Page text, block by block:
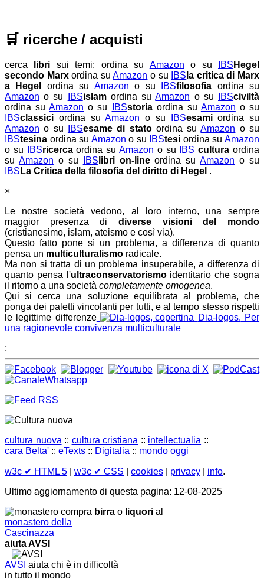
🛒 ricerche / acquisti
cerca libri sui temi: ordina su Amazon o su IBS Hegel
secondo Marx ordina suAmazon o su IBS la critica di Marx
a Hegel
ordina su Amazon o su IBSfilosofia ordina su
Amazon o su IBSislam ordina suAmazon o su IBSciviltà
ordina suAmazon o su IBSstoria ordina su Amazon o su
IBSclassici ordina suAmazon o su IBSesami ordina su
Amazon o su IBSesame di stato ordina suAmazon o su
IBStesina ordina su Amazon o su IBStesi ordina suAmazon
o su
IBSricerca ordina suAmazon o su IBS cultura ordina
su Amazon o su IBS libri on-line ordina suAmazon o su
IBS La Critica della filosofia del diritto di Hegel .
×
Le nostre società vedono, al loro interno, una sempre
maggior presenza di diverse visioni del mondo
(cristianesimo, islam, ateismo e così via).
Questo fatto pone sì un problema, a differenza di quanto
pensa un multiculturalismo radicale.
Ma non si tratta di un problema insuperabile, a differenza di
quanto pensa l'ultraconservatorismoidentitario che sogna
il ritorno a una società completamente omogenea.
Qui si cerca una soluzione equilibrata al problema, che
ponga dei paletti vincolanti per tutti, e al tempo stesso rispetti
le legittime differenze
Dia-logos. Per
una ragionevole convivenza multiculturale
;
cultura nuova :: cultura cristiana :: intellectualia ::
cara Belta' :: eTexts :: Digitalia :: mondo oggi
w3c ✔ HTML 5 w3c ✔ CSS cookies privacy info.
Ultimo aggiornamento di questa pagina: 12-08-2025
compra birra o liquori al
monastero della
Cascinazza
aiuta AVSI
AVSI aiuta chi è in difficoltà
in tutto il mondo